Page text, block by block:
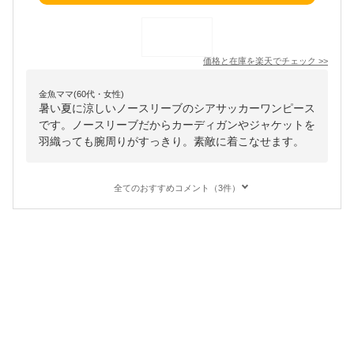
価格と在庫を楽天でチェック >>
金魚ママ(60代・女性)
暑い夏に涼しいノースリーブのシアサッカーワンピース
です。ノースリーブだからカーディガンやジャケットを
羽織っても腕周りがすっきり。素敵に着こなせます。
全てのおすすめコメント（3件）